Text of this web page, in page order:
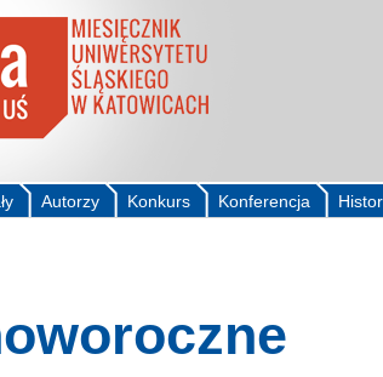
Konferencja
Konkurs
Autorzy